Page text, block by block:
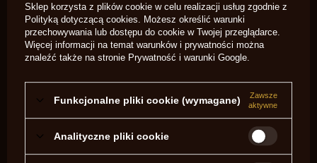
Dubeltówka kurkowa
Husquarna, kaliber 12ga, nr
115635
Winchester 1897 Shotgun
Sklep korzysta z plików cookie w celu realizacji usług zgodnie z
Polityką dotyczącą cookies . Możesz określić warunki
przechowywania lub dostępu do cookie w Twojej przeglądarce.
Więcej informacji na temat warunków i prywatności można
znaleźć także na stronie Prywatność i warunki Google
Funkcjonalne pliki cookie (wymagane)
Zawsze
aktywne
Analityczne pliki cookie